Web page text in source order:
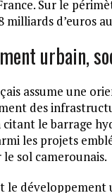
Sur le
d’euros
urbain,
assume une
des
le barrage
les projets
le sol camerounais.
développement